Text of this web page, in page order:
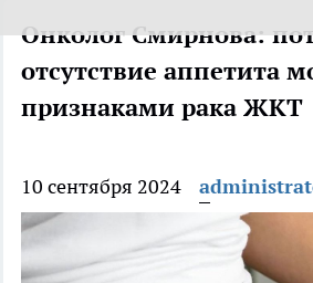
Онколог Смирнова:
отсутствие аппетита
признаками рака ЖКТ
10 сентября 2024